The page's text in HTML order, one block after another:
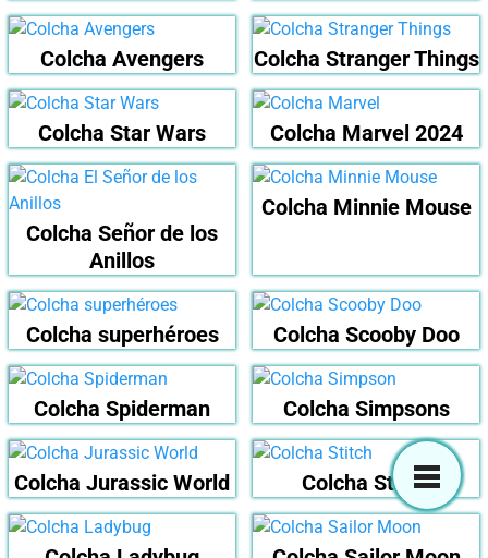
Colcha Avengers Colcha Stranger Things
Colcha Star Wars Colcha Marvel 2024
Colcha Señor de los
Anillos
Colcha Minnie Mouse
Colcha superhéroes Colcha Scooby Doo
Colcha Spiderman Colcha Simpsons
Colcha Jurassic World Colcha Stitch